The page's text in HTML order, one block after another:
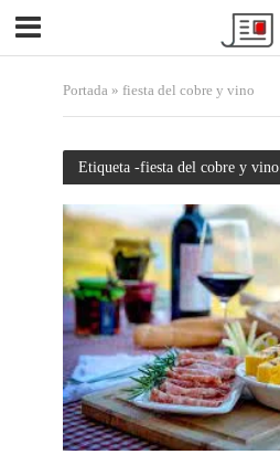
Portada» fiesta del cobre y vino
Etiqueta -fiesta del cobre y vino